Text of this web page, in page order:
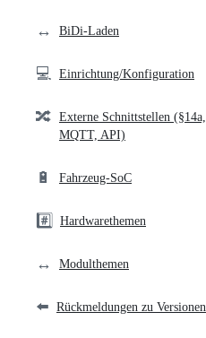
↔️ BiDi-Laden
💻 Einrichtung/Konfiguration
🔀 Externe Schnittstellen (§14a,
MQTT, API)
🔋 Fahrzeug-SoC
#️⃣ Hardwarethemen
↔️ Modulthemen
⬅️ Rückmeldungen zu Versionen